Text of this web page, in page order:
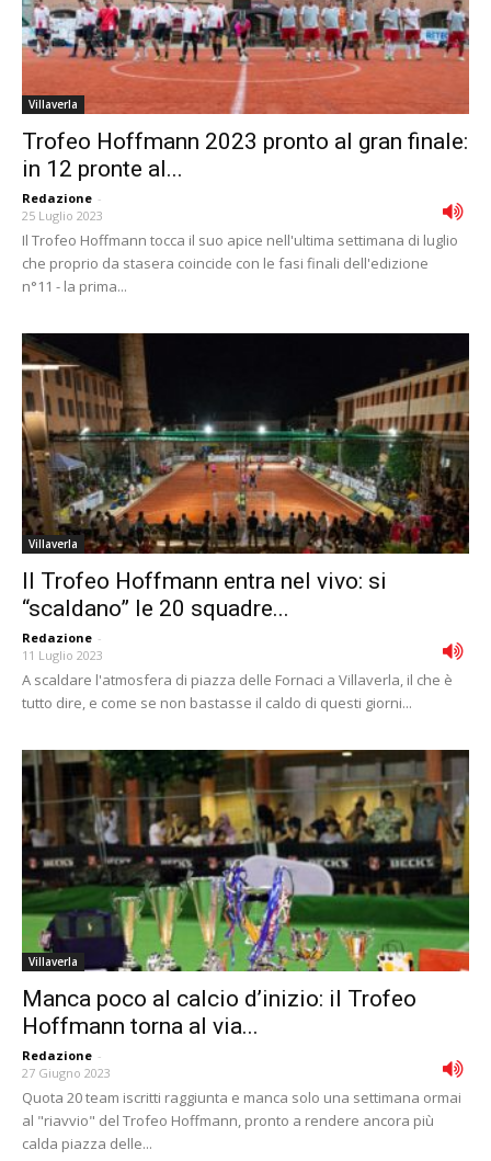
Villaverla
Trofeo Hoffmann 2023 pronto al gran finale:
in 12 pronte al...
Redazione -
25 Luglio 2023
Il Trofeo Hoffmann tocca il suo apice nell'ultima settimana di luglio
che proprio da stasera coincide con le fasi finali dell'edizione
n°11 - la prima...
Villaverla
Il Trofeo Hoffmann entra nel vivo: si
“scaldano” le 20 squadre...
Redazione -
11 Luglio 2023
A scaldare l'atmosfera di piazza delle Fornaci a Villaverla, il che è
tutto dire, e come se non bastasse il caldo di questi giorni...
Villaverla
Manca poco al calcio d’inizio: il Trofeo
Hoffmann torna al via...
Redazione -
27 Giugno 2023
Quota 20 team iscritti raggiunta e manca solo una settimana ormai
al "riavvio" del Trofeo Hoffmann, pronto a rendere ancora più
calda piazza delle...